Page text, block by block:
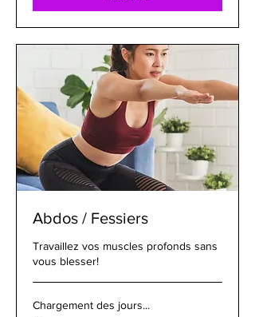
Abdos / Fessiers
Travaillez vos muscles profonds sans
vous blesser!
Chargement des jours...